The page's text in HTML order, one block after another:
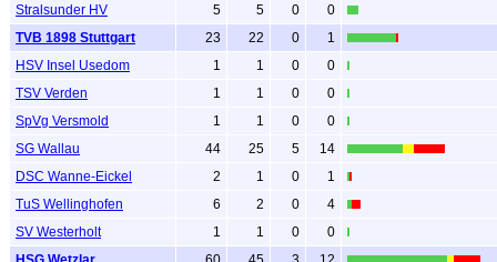
Stralsunder HV
5 5 0
0
TVB 1898 Stuttgart
23 22 0
1
HSV Insel Usedom
1 1 0
0
TSV Verden
1 1 0
0
SpVg Versmold
1 1 0
0
SG Wallau
44 25 5
14
DSC Wanne-Eickel
2 1 0
1
TuS Wellinghofen
6 2 0
4
SV Westerholt
1 1 0
0